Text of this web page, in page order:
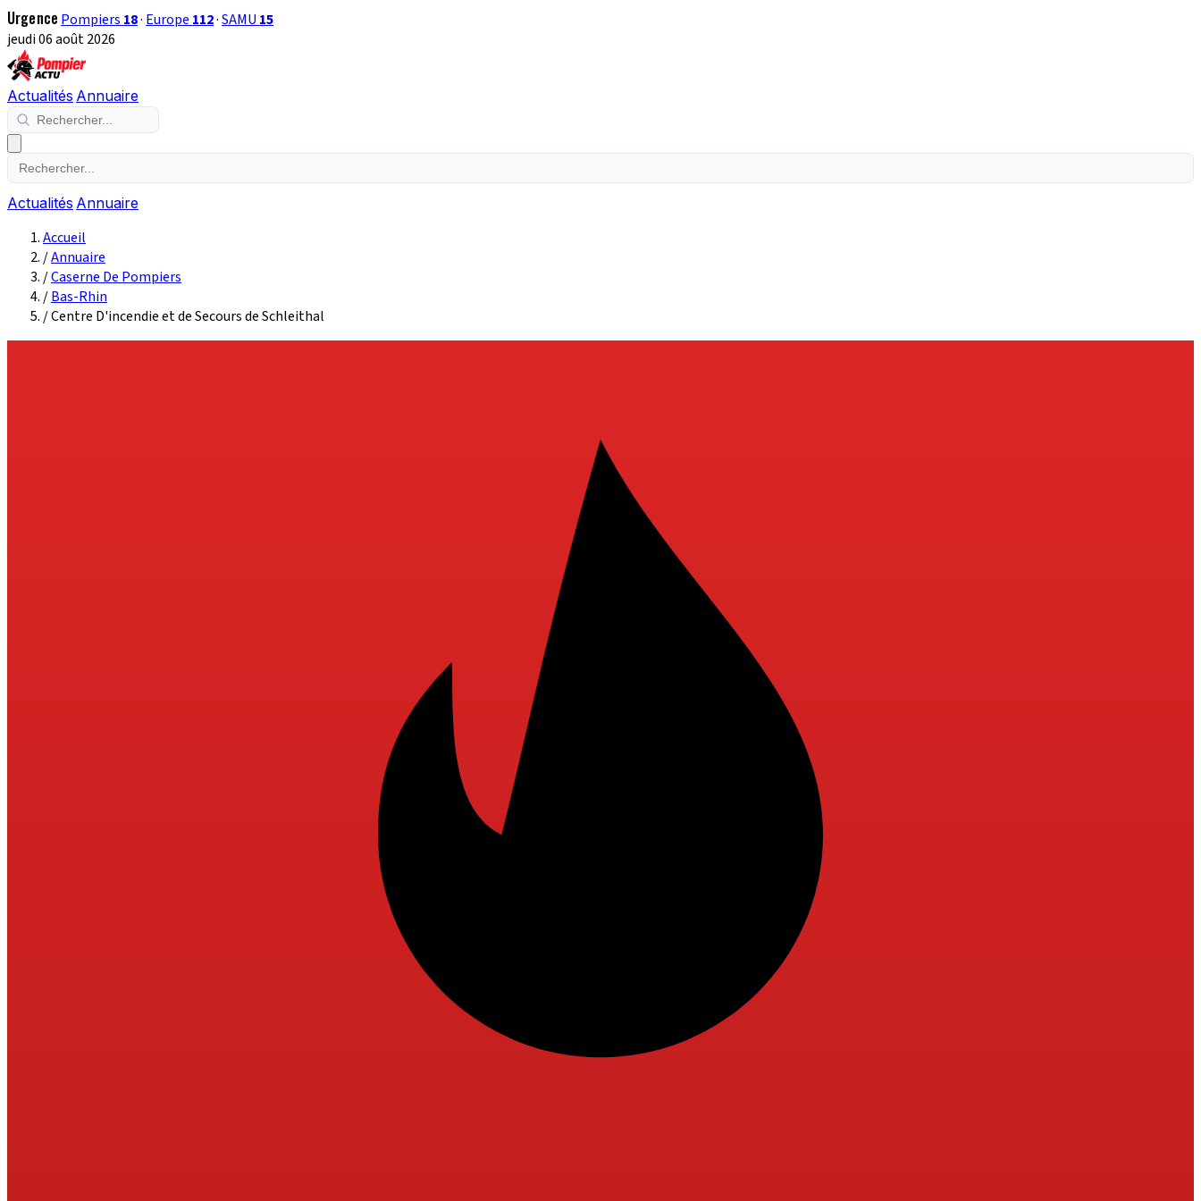
Urgence Pompiers 18· Europe 112·SAMU 15
jeudi 06 août 2026
Actualités Annuaire
Actualités Annuaire
Accueil
/Annuaire
/Caserne De Pompiers
/Bas-Rhin
/Centre D'incendie et de Secours de Schleithal